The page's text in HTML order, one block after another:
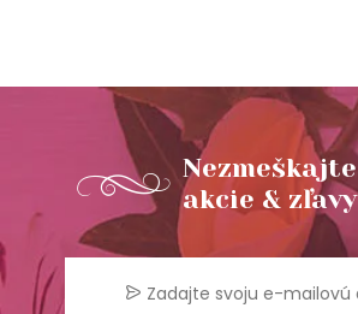
Nezmeškajte
akcie & zľavy